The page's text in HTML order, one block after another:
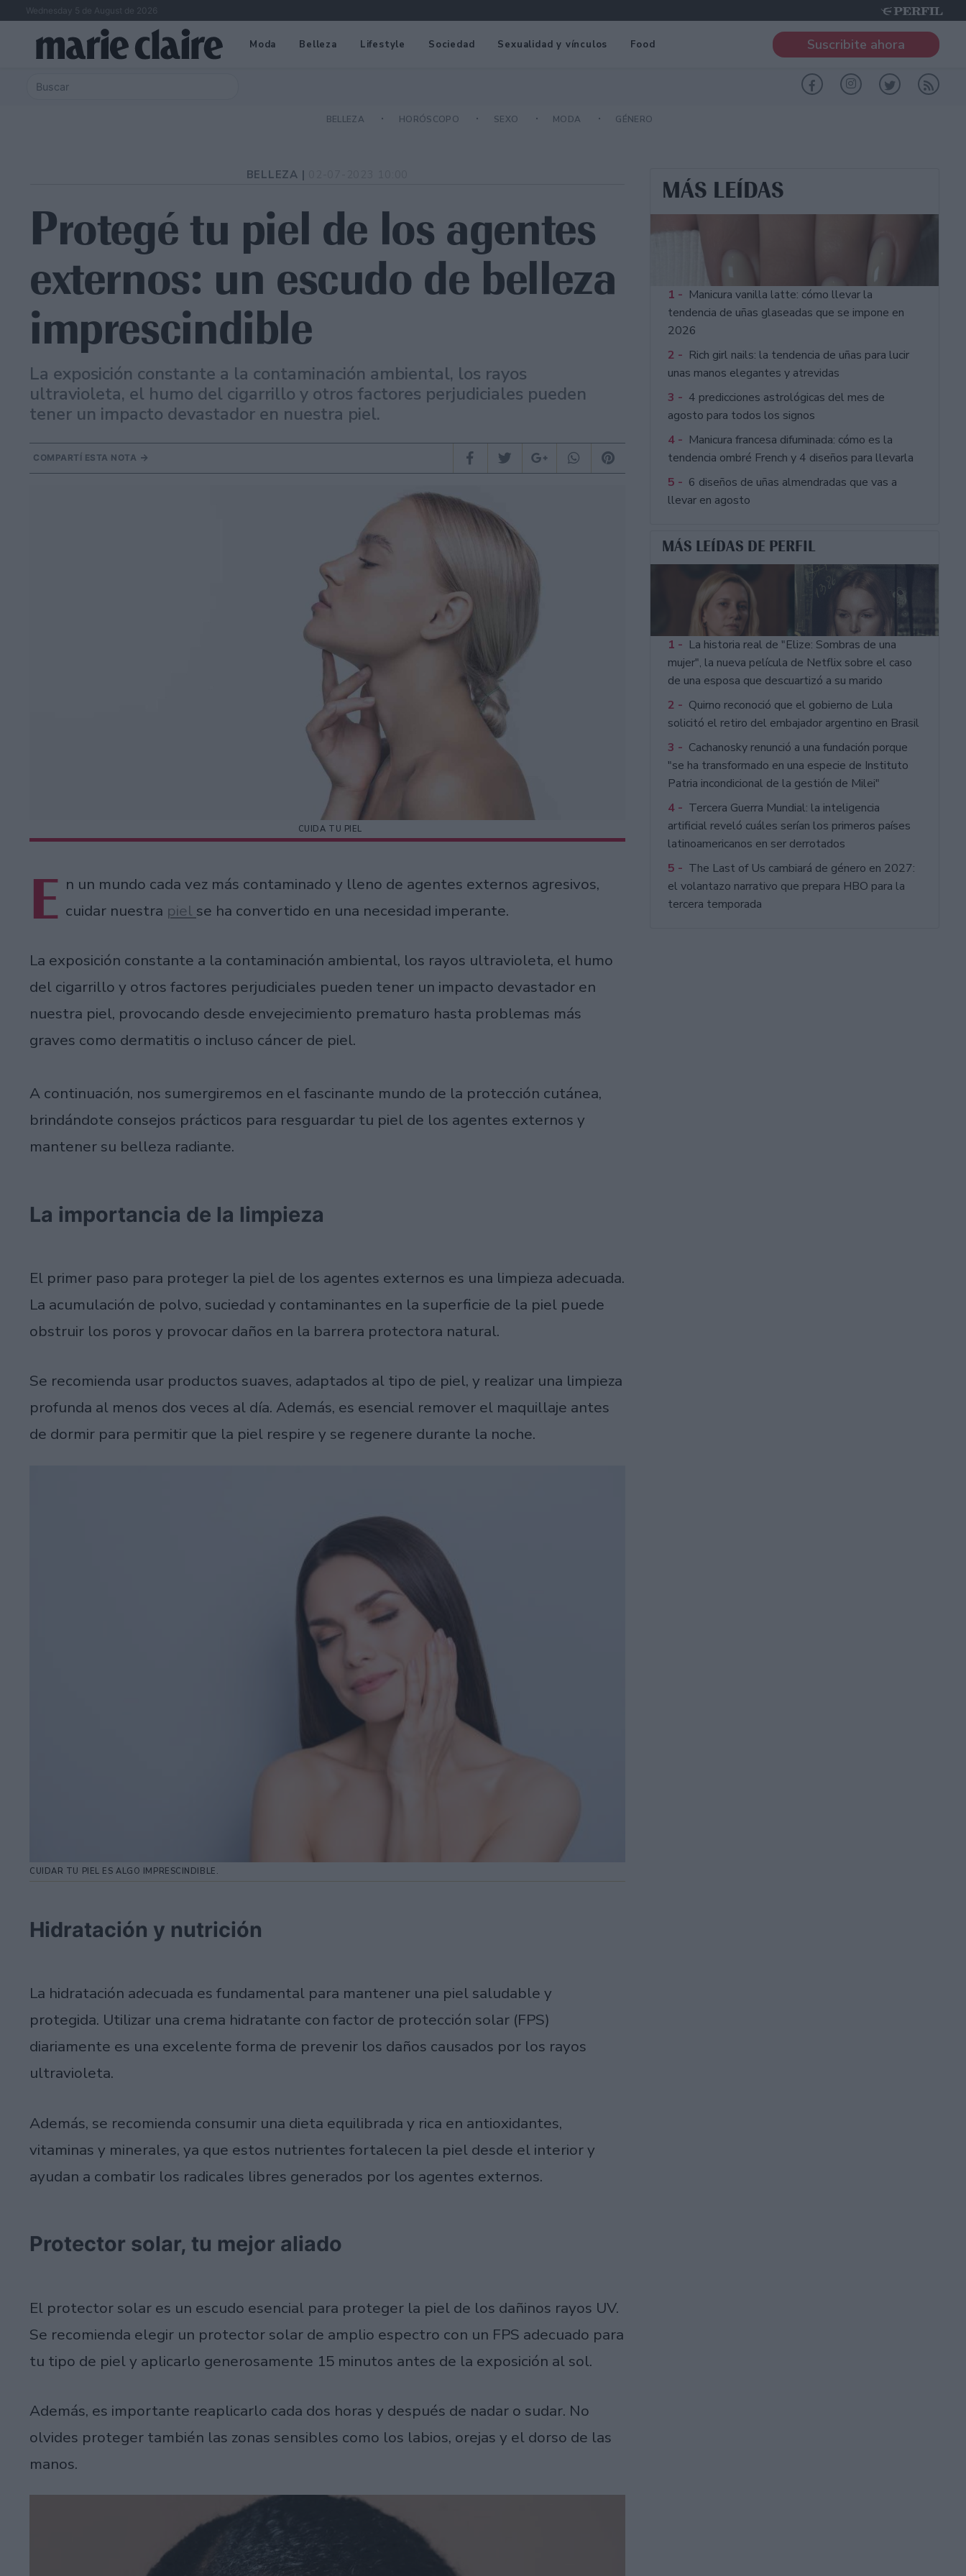
Wednesday 5 de August de 2026
Moda Belleza Lifestyle Sociedad Sexualidad y vínculos Food Suscribite ahora
BELLEZA HORÓSCOPO SEXO MODA GÉNERO
BELLEZA |
Protegé tu piel de los agentes
externos: un escudo de belleza
imprescindible
La exposición constante a la contaminación ambiental, los rayos
ultravioleta, el humo del cigarrillo y otros factores perjudiciales pueden
tener un impacto devastador en nuestra piel.
COMPARTÍ ESTA NOTA
CUIDA TU PIEL
E n un mundo cada vez más contaminado y lleno de agentes externos agresivos,
cuidar nuestra piel se ha convertido en una necesidad imperante.
La exposición constante a la contaminación ambiental, los rayos ultravioleta, el humo
del cigarrillo y otros factores perjudiciales pueden tener un impacto devastador en
nuestra piel, provocando desde envejecimiento prematuro hasta problemas más
graves como dermatitis o incluso cáncer de piel.
A continuación, nos sumergiremos en el fascinante mundo de la protección cutánea,
brindándote consejos prácticos para resguardar tu piel de los agentes externos y
mantener su belleza radiante.
La importancia de la limpieza
El primer paso para proteger la piel de los agentes externos es una limpieza adecuada.
La acumulación de polvo, suciedad y contaminantes en la superficie de la piel puede
obstruir los poros y provocar daños en la barrera protectora natural.
Se recomienda usar productos suaves, adaptados al tipo de piel, y realizar una limpieza
profunda al menos dos veces al día. Además, es esencial remover el maquillaje antes
de dormir para permitir que la piel respire y se regenere durante la noche.
CUIDAR TU PIEL ES ALGO IMPRESCINDIBLE.
Hidratación y nutrición
La hidratación adecuada es fundamental para mantener una piel saludable y
protegida. Utilizar una crema hidratante con factor de protección solar (FPS)
diariamente es una excelente forma de prevenir los daños causados por los rayos
ultravioleta.
Además, se recomienda consumir una dieta equilibrada y rica en antioxidantes,
vitaminas y minerales, ya que estos nutrientes fortalecen la piel desde el interior y
ayudan a combatir los radicales libres generados por los agentes externos.
Protector solar, tu mejor aliado
El protector solar es un escudo esencial para proteger la piel de los dañinos rayos UV.
Se recomienda elegir un protector solar de amplio espectro con un FPS adecuado para
tu tipo de piel y aplicarlo generosamente 15 minutos antes de la exposición al sol.
Además, es importante reaplicarlo cada dos horas y después de nadar o sudar. No
olvides proteger también las zonas sensibles como los labios, orejas y el dorso de las
manos.
MÁS LEÍDAS
1 - Manicura vanilla latte: cómo llevar la
tendencia de uñas glaseadas que se impone en
2026
2 - Rich girl nails: la tendencia de uñas para lucir
unas manos elegantes y atrevidas
3 - 4 predicciones astrológicas del mes de
agosto para todos los signos
4 - Manicura francesa difuminada: cómo es la
tendencia ombré French y 4 diseños para llevarla
5 - 6 diseños de uñas almendradas que vas a
llevar en agosto
MÁS LEÍDAS DE PERFIL
1 - La historia real de "Elize: Sombras de una
mujer", la nueva película de Netflix sobre el caso
de una esposa que descuartizó a su marido
2 - Quirno reconoció que el gobierno de Lula
solicitó el retiro del embajador argentino en Brasil
3 - Cachanosky renunció a una fundación porque
"se ha transformado en una especie de Instituto
Patria incondicional de la gestión de Milei"
4 - Tercera Guerra Mundial: la inteligencia
artificial reveló cuáles serían los primeros países
latinoamericanos en ser derrotados
5 - The Last of Us cambiará de género en 2027:
el volantazo narrativo que prepara HBO para la
tercera temporada